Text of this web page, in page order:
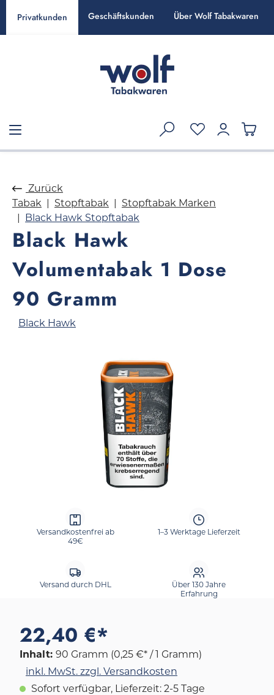
springen
Privatkunden Geschäftskunden Über Wolf Tabakwaren
Zurück
Tabak
Stopftabak
Stopftabak Marken
Black Hawk Stopftabak
Black Hawk
Volumentabak 1 Dose
90 Gramm
Black Hawk
Bildergalerie überspringen
Versandkostenfrei ab
49€
1–3 Werktage Lieferzeit
Versand durch DHL
Über 130 Jahre
Erfahrung
22,40 €*
Inhalt: 90 Gramm (0,25 €* / 1 Gramm)
inkl. MwSt. zzgl. Versandkosten
Sofort verfügbar, Lieferzeit: 2-5 Tage